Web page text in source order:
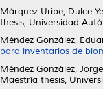
Márquez Uribe, Dulce
thesis, Universidad
Méndez González,
para inventarios de
Méndez González, Jorge
Maestría thesis,